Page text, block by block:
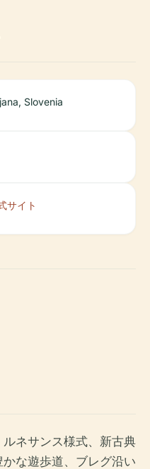
Slovenia
サイト
ネサンス様式、新古典
な遊歩道、ブレグ沿い